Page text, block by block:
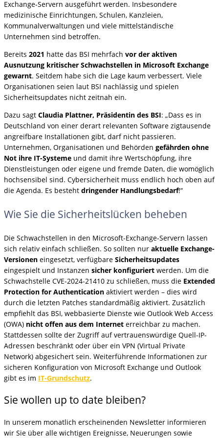
Exchange-Servern ausgeführt werden. Insbesondere
medizinische Einrichtungen, Schulen, Kanzleien,
Kommunalverwaltungen und viele mittelständische
Unternehmen sind betroffen.
Bereits 2021 hatte das BSI mehrfach vor der aktiven
Ausnutzung kritischer Schwachstellen in Microsoft Exchange
gewarnt. Seitdem habe sich die Lage kaum verbessert. Viele
Organisationen seien laut BSI nachlässig und spielen
Sicherheitsupdates nicht zeitnah ein.
Dazu sagt Claudia Plattner, Präsidentin des BSI: „Dass es in
Deutschland von einer derart relevanten Software zigtausende
angreifbare Installationen gibt, darf nicht passieren.
Unternehmen, Organisationen und Behörden gefährden ohne
Not ihre IT-Systeme und damit ihre Wertschöpfung, ihre
Dienstleistungen oder eigene und fremde Daten, die womöglich
hochsensibel sind. Cybersicherheit muss endlich hoch oben auf
die Agenda. Es besteht dringender Handlungsbedarf!“
Wie Sie die Sicherheitslücken beheben
Die Schwachstellen in den Microsoft-Exchange-Servern lassen
sich relativ einfach schließen. So sollten nur aktuelle Exchange-
Versionen eingesetzt, verfügbare Sicherheitsupdates
eingespielt und Instanzen sicher konfiguriert werden. Um die
Schwachstelle CVE-2024-21410 zu schließen, muss die Extended
Protection for Authentication aktiviert werden – dies wird
durch die letzten Patches standardmäßig aktiviert. Zusätzlich
empfiehlt das BSI, webbasierte Dienste wie Outlook Web Access
(OWA) nicht offen aus dem Internet erreichbar zu machen.
Stattdessen sollte der Zugriff auf vertrauenswürdige Quell-IP-
Adressen beschränkt oder über ein VPN (Virtual Private
Network) abgesichert sein. Weiterführende Informationen zur
sicheren Konfiguration von Microsoft Exchange und Outlook
gibt es im IT-Grundschutz.
Sie wollen up to date bleiben?
In unserem monatlich erscheinenden Newsletter informieren
wir Sie über alle wichtigen Ereignisse, Neuerungen sowie